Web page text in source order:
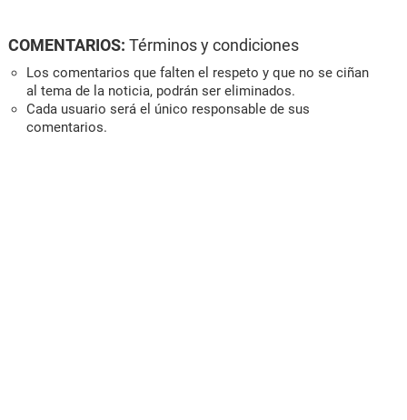
COMENTARIOS: Términos y condiciones
Los comentarios que falten el respeto y que no se ciñan
al tema de la noticia, podrán ser eliminados.
Cada usuario será el único responsable de sus
comentarios.